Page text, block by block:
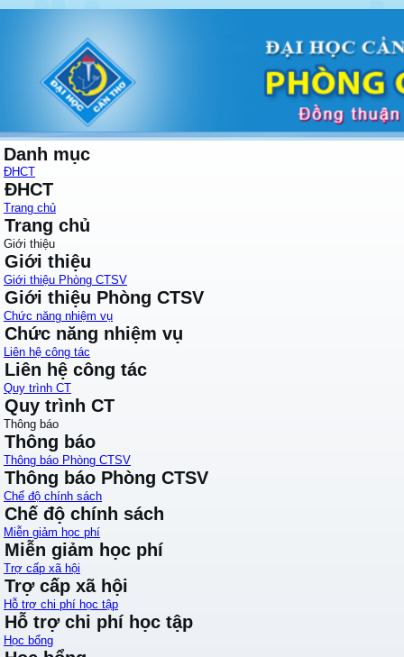
Danh mục
ĐHCT
ĐHCT
Trang chủ
Trang chủ
Giới thiệu
Giới thiệu
Giới thiệu Phòng CTSV
Giới thiệu Phòng CTSV
Chức năng nhiệm vụ
Chức năng nhiệm vụ
Liên hệ công tác
Liên hệ công tác
Quy trình CT
Quy trình CT
Thông báo
Thông báo
Thông báo Phòng CTSV
Thông báo Phòng CTSV
Chế độ chính sách
Chế độ chính sách
Miễn giảm học phí
Miễn giảm học phí
Trợ cấp xã hội
Trợ cấp xã hội
Hỗ trợ chi phí học tập
Hỗ trợ chi phí học tập
Học bổng